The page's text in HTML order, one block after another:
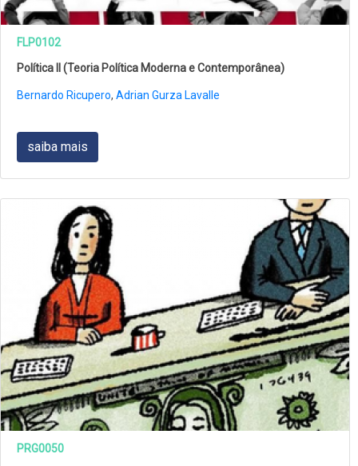
FLP0102
Política ll (Teoria Política Moderna e Contemporânea)
Bernardo Ricupero, Adrian Gurza Lavalle
saiba mais
PRG0050